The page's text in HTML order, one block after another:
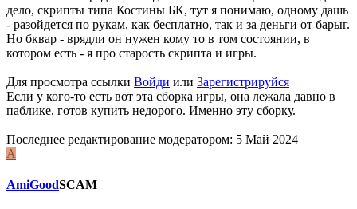
дело, скрипты типа Костины БК, тут я понимаю, одному дашь
- разойдется по рукам, как бесплатно, так и за деньги от барыг.
Но бквар - врядли он нужен кому то в том состоянии, в
котором есть - я про старость скрипта и игры.
Для просмотра ссылки Войди или Зарегистрируйся
Если у кого-то есть вот эта сборка игры, она лежала давно в
паблике, готов купить недорого. Именно эту сборку.
Последнее редактирование модератором: 5 Май 2024
A
AmiGoodSCAM